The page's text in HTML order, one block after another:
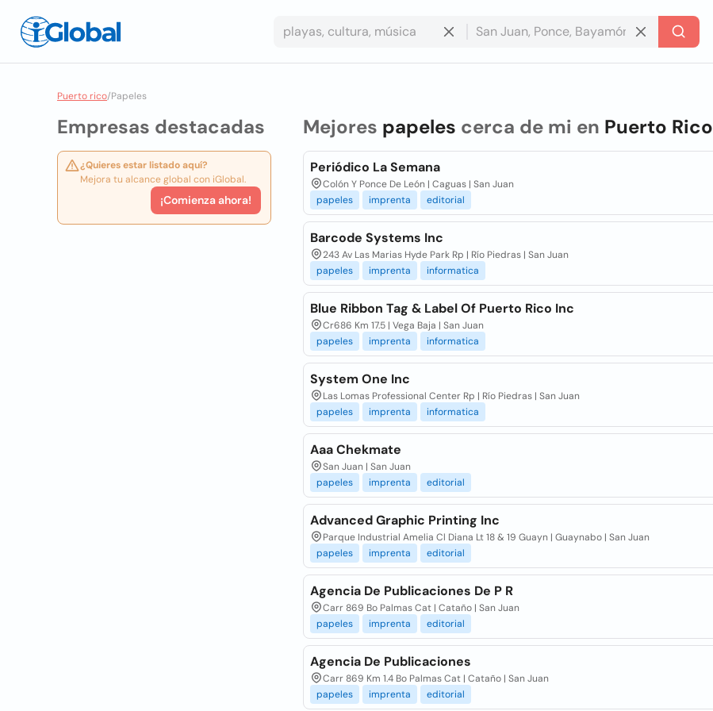
Puerto rico/Papeles
Empresas destacadas
¿Quieres estar listado aquí?
Mejora tu alcance global con iGlobal.
¡Comienza ahora!
Mejores papeles cerca de mi en Puerto Rico
Periódico La Semana
Colón Y Ponce De León | Caguas | San Juan
papeles
imprenta editorial
Barcode Systems Inc
243 Av Las Marias Hyde Park Rp | Río Piedras | San Juan
papeles
imprenta informatica
Blue Ribbon Tag & Label Of Puerto Rico Inc
Cr686 Km 17.5 | Vega Baja | San Juan
papeles
imprenta informatica
System One Inc
Las Lomas Professional Center Rp | Río Piedras | San Juan
papeles
imprenta informatica
Aaa Chekmate
San Juan | San Juan
papeles
imprenta editorial
Advanced Graphic Printing Inc
Parque Industrial Amelia Cl Diana Lt 18 & 19 Guayn | Guaynabo | San Juan
papeles
imprenta editorial
Agencia De Publicaciones De P R
Carr 869 Bo Palmas Cat | Cataño | San Juan
papeles
imprenta editorial
Agencia De Publicaciones
Carr 869 Km 1.4 Bo Palmas Cat | Cataño | San Juan
papeles
imprenta editorial